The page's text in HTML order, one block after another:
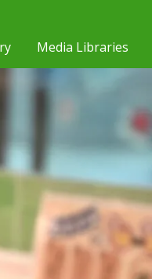
Media Libraries